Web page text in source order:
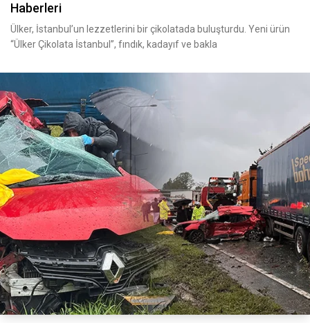
Haberleri
Ülker, İstanbul’un lezzetlerini bir çikolatada buluşturdu. Yeni ürün
“Ülker Çikolata İstanbul”, fındık, kadayıf ve bakla